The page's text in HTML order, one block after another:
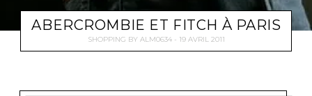
ABERCROMBIE ET FITCH À PARIS
SHOPPING BY ALM0634 19 AVRIL 2011